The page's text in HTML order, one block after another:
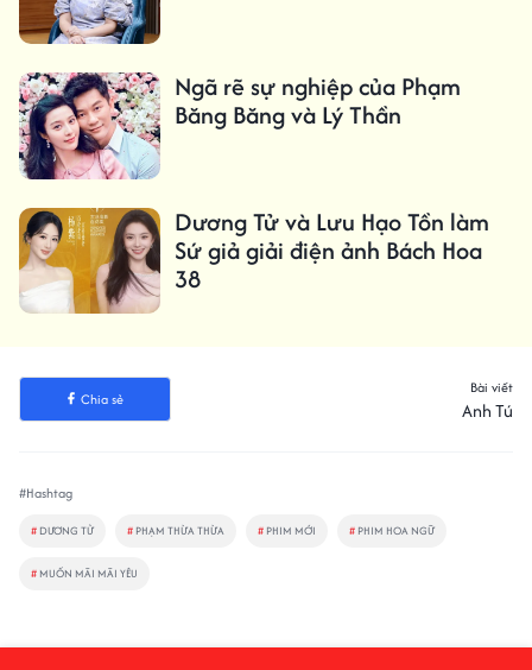
Ngã rẽ sự nghiệp của Phạm
Băng Băng và Lý Thần
Dương Tử và Lưu Hạo Tồn làm
Sứ giả giải điện ảnh Bách Hoa
38
Chia sẻ
Bài viết
Anh Tú
#Hashtag
# DƯƠNG TỬ # PHẠM THỪA THỪA # PHIM MỚI # PHIM HOA NGỮ
# MUỐN MÃI MÃI YÊU